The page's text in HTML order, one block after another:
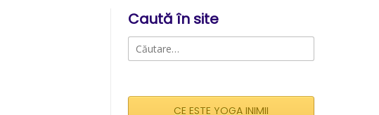
Caută în site
Caută
după:
CE ESTE YOGA INIMII